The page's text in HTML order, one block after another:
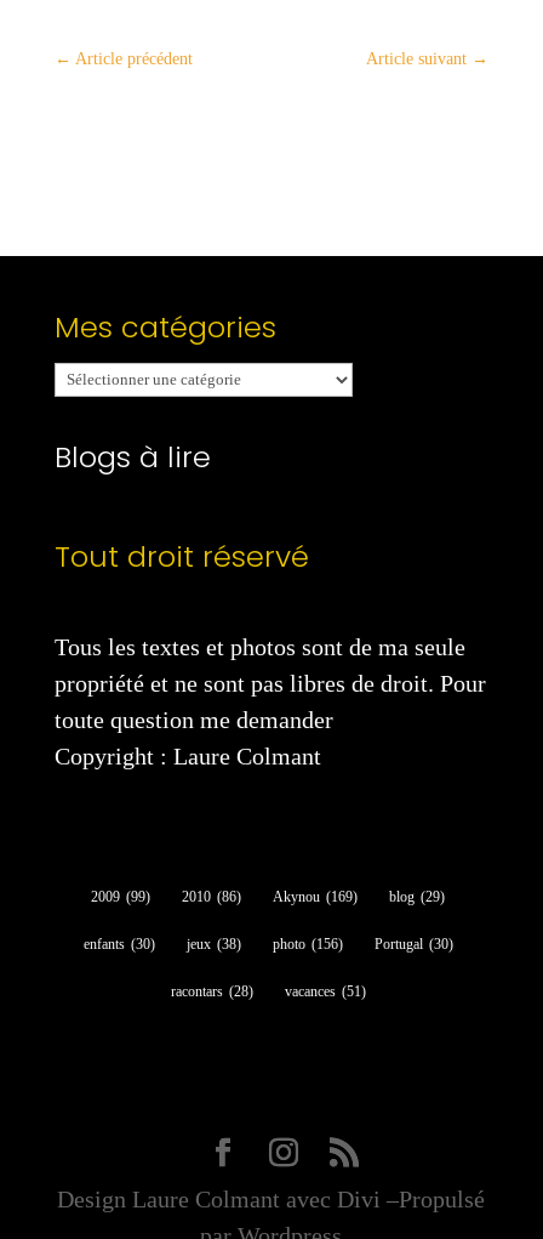
← Article précédent Article suivant →
Mes catégories
Mes
catégories
Blogs à lire
Tout droit réservé
Tous les textes et photos sont de ma seule
propriété et ne sont pas libres de droit. Pour
toute question me demander
Copyright : Laure Colmant
2009 (99) 2010 (86) Akynou (169) blog (29)
enfants (30) jeux (38) photo (156) Portugal (30)
racontars (28) vacances (51)
Design Laure Colmant avec Divi –Propulsé